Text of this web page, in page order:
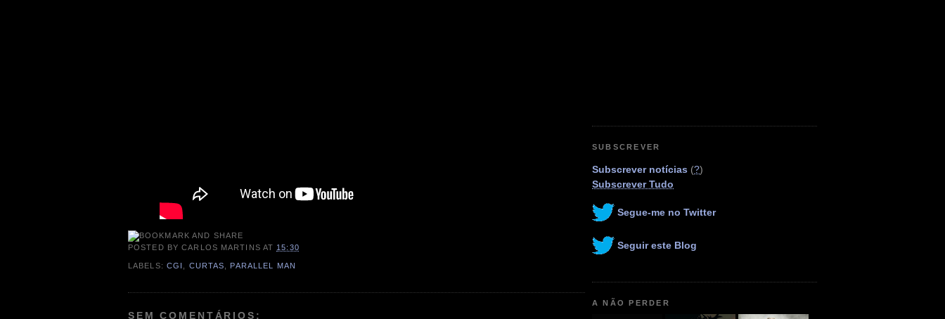
POSTED BYCARLOS MARTINS AT 15:30
LABELS: CGI CURTAS PARALLEL MAN
SEM COMENTÁRIOS:
SUBSCREVER
Subscrever notícias (?)
Subscrever Tudo
Segue-me no Twitter
Seguir este Blog
A NÃO PERDER